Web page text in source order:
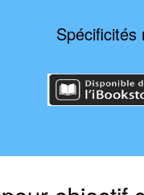
Spécificités